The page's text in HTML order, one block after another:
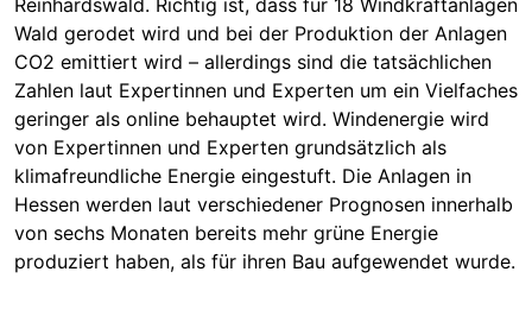
Wald gerodet wird und bei der Produktion der Anlagen
CO2 emittiert wird – allerdings sind die tatsächlichen
Zahlen laut Expertinnen und Experten um ein Vielfaches
geringer als online behauptet wird. Windenergie wird
von Expertinnen und Experten grundsätzlich als
klimafreundliche Energie eingestuft. Die Anlagen in
Hessen werden laut verschiedener Prognosen innerhalb
von sechs Monaten bereits mehr grüne Energie
produziert haben, als für ihren Bau aufgewendet wurde.